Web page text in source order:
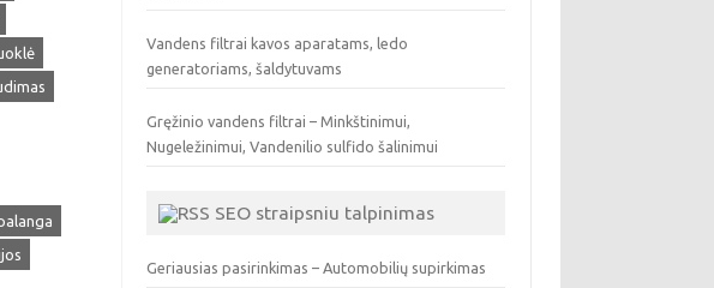
Vandens filtrai kavos aparatams, ledo
generatoriams, šaldytuvams
Gręžinio vandens filtrai – Minkštinimui,
Nugeležinimui, Vandenilio sulfido šalinimui
SEO straipsniu talpinimas
Geriausias pasirinkimas – Automobilių supirkimas